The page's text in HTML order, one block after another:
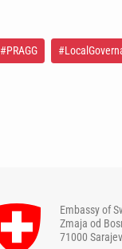
#PRAGG
Embassy of
Zmaja od
71000